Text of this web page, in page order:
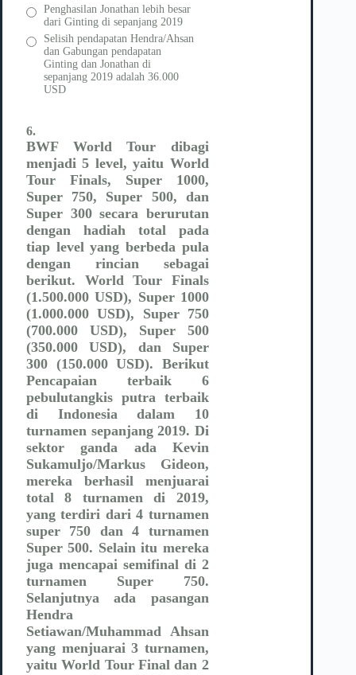
Penghasilan Jonathan lebih besar
dari Ginting di sepanjang 2019
Selisih pendapatan Hendra/Ahsan
dan Gabungan pendapatan
Ginting dan Jonathan di
sepanjang 2019 adalah 36.000
USD
6.
BWF World Tour dibagi
menjadi 5 level, yaitu World
Tour Finals, Super 1000,
Super 750, Super 500, dan
Super 300 secara berurutan
dengan hadiah total pada
tiap level yang berbeda pula
dengan rincian sebagai
berikut. World Tour Finals
(1.500.000 USD), Super 1000
(1.000.000 USD), Super 750
(700.000 USD), Super 500
(350.000 USD), dan Super
300 (150.000 USD). Berikut
Pencapaian terbaik 6
pebulutangkis putra terbaik
di Indonesia dalam 10
turnamen sepanjang 2019. Di
sektor ganda ada Kevin
Sukamuljo/Markus Gideon,
mereka berhasil menjuarai
total 8 turnamen di 2019,
yang terdiri dari 4 turnamen
super 750 dan 4 turnamen
Super 500. Selain itu mereka
juga mencapai semifinal di 2
turnamen Super 750.
Selanjutnya ada pasangan
Hendra
Setiawan/Muhammad Ahsan
yang menjuarai 3 turnamen,
yaitu World Tour Final dan 2